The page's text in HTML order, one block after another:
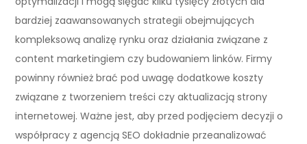
bardziej zaawansowanych strategii obejmujących
kompleksową analizę rynku oraz działania związane z
content marketingiem czy budowaniem linków. Firmy
powinny również brać pod uwagę dodatkowe koszty
związane z tworzeniem treści czy aktualizacją strony
internetowej. Ważne jest, aby przed podjęciem decyzji o
współpracy z agencją SEO dokładnie przeanalizować